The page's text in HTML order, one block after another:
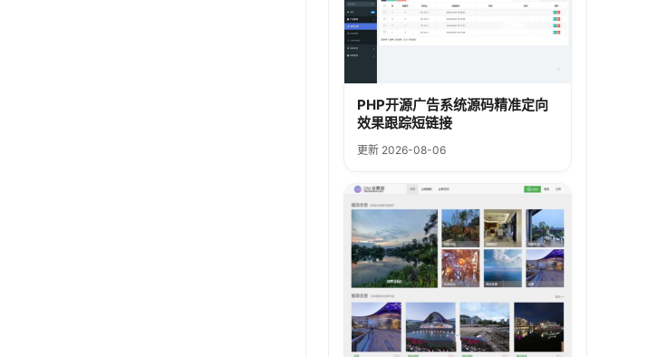
PHP开源广告系统源码精准定向
效果跟踪短链接
更新 2026-08-06